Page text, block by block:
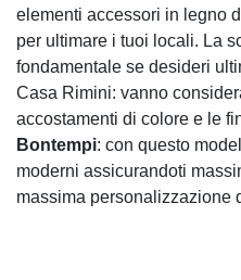
elementi accessori in legno
per ultimare i tuoi locali. La
fondamentale se desideri
Casa Rimini: vanno
accostamenti di colore e le
Bontempi: con questo
moderni assicurandoti
massima personalizzazione